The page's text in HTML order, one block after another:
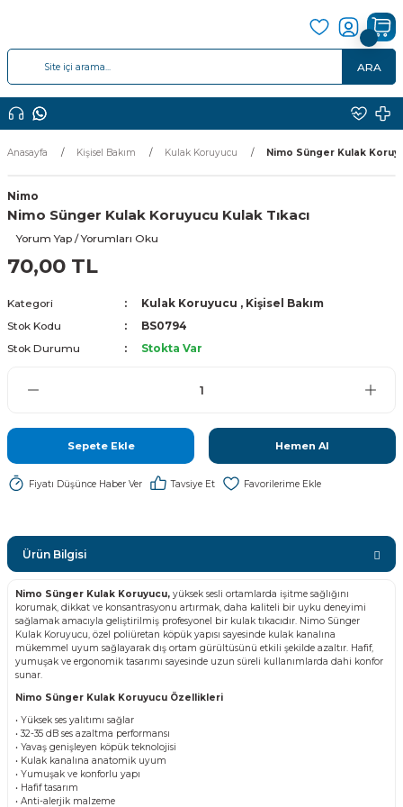
ARA
Anasayfa Kişisel Bakım Kulak Koruyucu Nimo Sünger Kulak
Nimo
Nimo Sünger Kulak Koruyucu Kulak Tıkacı
Yorum Yap / Yorumları Oku
70,00 TL
Kategori Kulak Koruyucu , Kişisel Bakım
Stok Kodu
BS0794
Stok Durumu
Stokta Var
Sepete Ekle Hemen Al
Fiyatı Düşünce Haber Ver Tavsiye Et
Ürün Bilgisi
Nimo Sünger Kulak Koruyucu, yüksek sesli ortamlarda işitme sağlığını
korumak, dikkat ve konsantrasyonu artırmak, daha kaliteli bir uyku deneyimi
sağlamak amacıyla geliştirilmiş profesyonel bir kulak tıkacıdır. Nimo Sünger
Kulak Koruyucu, özel poliüretan köpük yapısı sayesinde kulak kanalına
mükemmel uyum sağlayarak dış ortam gürültüsünü etkili şekilde azaltır. Hafif,
yumuşak ve ergonomik tasarımı sayesinde uzun süreli kullanımlarda dahi konfor
sunar.
Nimo Sünger Kulak Koruyucu Özellikleri
• Yüksek ses yalıtımı sağlar
• 32-35 dB ses azaltma performansı
• Yavaş genişleyen köpük teknolojisi
• Kulak kanalına anatomik uyum
• Yumuşak ve konforlu yapı
• Hafif tasarım
• Anti-alerjik malzeme